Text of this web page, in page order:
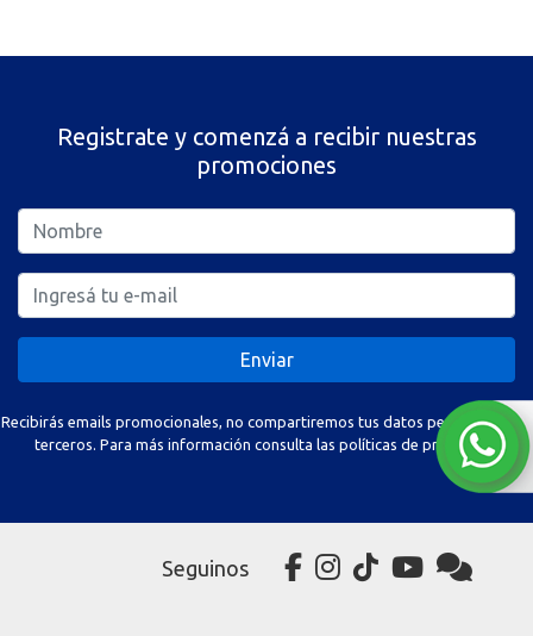
Registrate y comenzá a recibir nuestras
promociones
Enviar
Recibirás emails promocionales, no compartiremos tus datos personales con
terceros. Para más información consulta las políticas de privacidad.
Seguinos